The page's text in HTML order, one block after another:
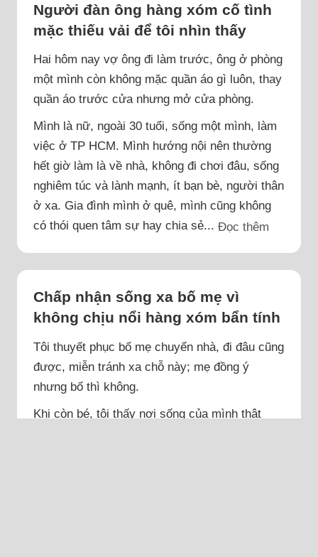
Người đàn ông hàng xóm cố tình
mặc thiếu vải để tôi nhìn thấy
Hai hôm nay vợ ông đi làm trước, ông ở phòng
một mình còn không mặc quần áo gì luôn, thay
quần áo trước cửa nhưng mở cửa phòng.
Mình là nữ, ngoài 30 tuổi, sống một mình, làm
việc ở TP HCM. Mình hướng nội nên thường
hết giờ làm là về nhà, không đi chơi đâu, sống
nghiêm túc và lành mạnh, ít bạn bè, người thân
ở xa. Gia đình mình ở quê, mình cũng không
có thói quen tâm sự hay chia sẻ...Đọc thêm
Chấp nhận sống xa bố mẹ vì
không chịu nổi hàng xóm bẩn tính
Tôi thuyết phục bố mẹ chuyển nhà, đi đâu cũng
được, miễn tránh xa chỗ này; mẹ đồng ý
nhưng bố thì không.
Khi còn bé, tôi thấy nơi sống của mình thật